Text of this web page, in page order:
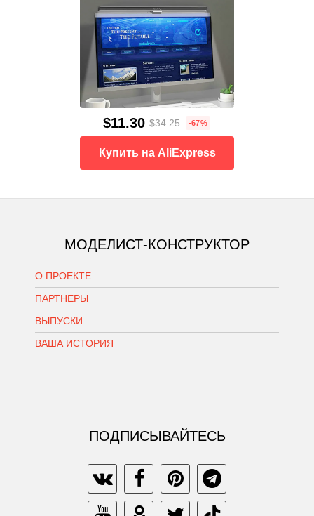
$11.30 $34.25 -67%
Купить на AliExpress
МОДЕЛИСТ-КОНСТРУКТОР
О ПРОЕКТЕ
ПАРТНЕРЫ
ВЫПУСКИ
ВАША ИСТОРИЯ
ПОДПИСЫВАЙТЕСЬ